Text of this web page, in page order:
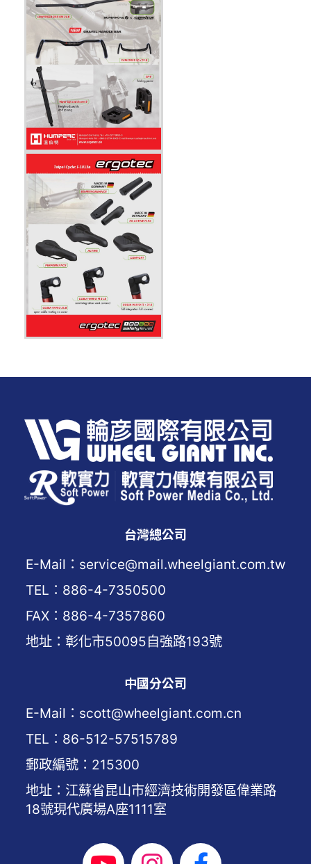
台灣總公司
E-Mail：service@mail.wheelgiant.com.tw
TEL：886-4-7350500
FAX：886-4-7357860
地址：彰化市50095自強路193號
中國分公司
E-Mail：scott@wheelgiant.com.cn
TEL：86-512-57515789
郵政編號：215300
地址：江蘇省昆山市經濟技術開發區偉業路
18號現代廣場A座1111室